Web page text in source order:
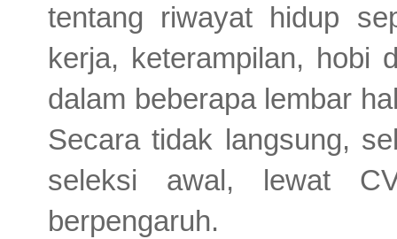
tentang riwayat hidup
kerja, keterampilan, hobi
dalam beberapa lembar
Secara tidak langsung,
seleksi awal, lewat
berpengaruh.